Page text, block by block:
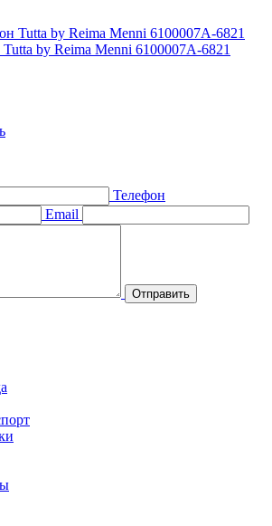
by Reima Menni 6100007A-6821
Телефон
Email
Отправить